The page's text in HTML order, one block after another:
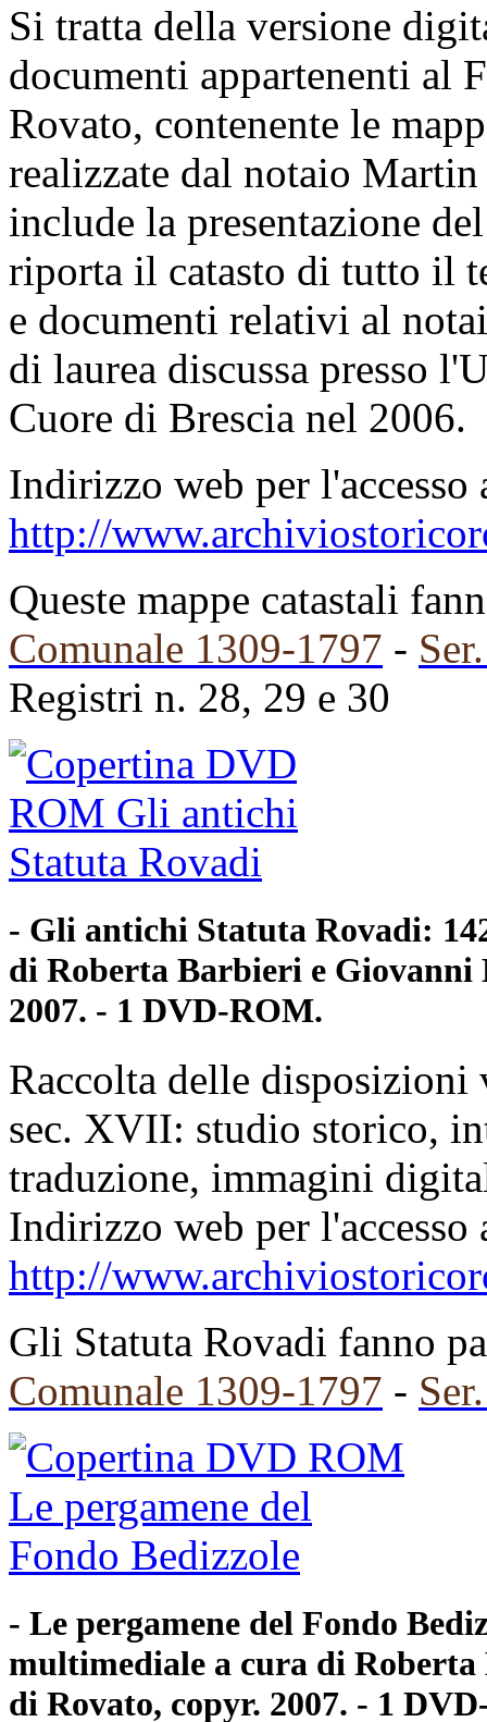
Si tratta della versione
documenti appartenenti al
Rovato, contenente le
realizzate dal notaio
include la presentazione
riporta il catasto di tutto il
e documenti relativi al
di laurea discussa presso
Cuore di Brescia nel 2006.
Indirizzo web per
http://
Queste mappe catastali
Comunale 1309-1797 -
Registri n. 28, 29 e 30
- Gli antichi Statuta Rovadi:
di Roberta Barbieri e Giovanni
2007. - 1 DVD-ROM.
Raccolta delle
sec. XVII: studio storico,
traduzione, immagini
Indirizzo web per
http://
Gli Statuta Rovadi fanno
Comunale 1309-1797 -
- Le pergamene del Fondo
multimediale a cura di
di Rovato, copyr. 2007. - 1